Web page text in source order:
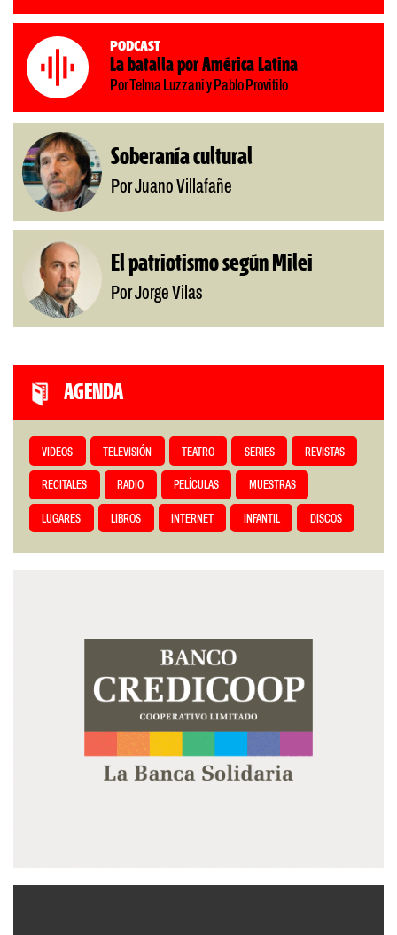
Podcast
La batalla por América Latina
Por Telma Luzzani y Pablo Provitilo
Soberanía cultural
Por Juano Villafañe
El patriotismo según Milei
Por Jorge Vilas
AGENDA
VIDEOS TELEVISIÓN TEATRO SERIES REVISTAS
RECITALES RADIO PELÍCULAS MUESTRAS
LUGARES LIBROS INTERNET INFANTIL DISCOS